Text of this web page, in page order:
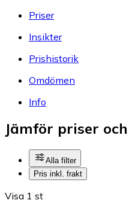
Priser
Insikter
Prishistorik
Omdömen
Info
Jämför priser
Alla filter
Pris inkl. frakt
Visa 1 st